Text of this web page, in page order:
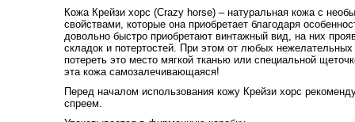
Кожа Крейзи хорс (Crazy horse) – натуральная кожа с
свойствами, которые она приобретает благодаря
довольно быстро приобретают винтажный вид, на них
складок и потертостей. При этом от любых
потереть это место мягкой тканью или специальной
эта кожа самозалечивающаяся!
Перед началом использования кожу Крейзи хорс
спреем.